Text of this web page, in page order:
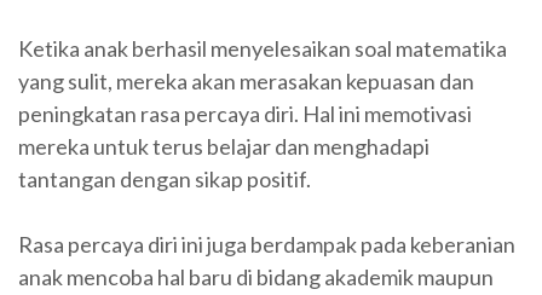
Ketika anak berhasil menyelesaikan soal matematika
yang sulit, mereka akan merasakan kepuasan dan
peningkatan rasa percaya diri. Hal ini memotivasi
mereka untuk terus belajar dan menghadapi
tantangan dengan sikap positif.
Rasa percaya diri ini juga berdampak pada keberanian
anak mencoba hal baru di bidang akademik maupun